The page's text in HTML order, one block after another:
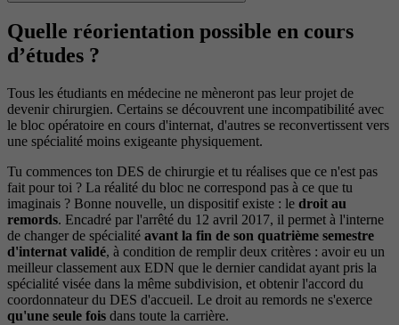
Quelle réorientation possible en cours
d’études ?
Tous les étudiants en médecine ne mèneront pas leur projet de
devenir chirurgien. Certains se découvrent une incompatibilité avec
le bloc opératoire en cours d'internat, d'autres se reconvertissent vers
une spécialité moins exigeante physiquement.
Tu commences ton DES de chirurgie et tu réalises que ce n'est pas
fait pour toi ? La réalité du bloc ne correspond pas à ce que tu
imaginais ? Bonne nouvelle, un dispositif existe : le droit au
remords. Encadré par l'arrêté du 12 avril 2017, il permet à l'interne
de changer de spécialité avant la fin de son quatrième semestre
d'internat validé, à condition de remplir deux critères : avoir eu un
meilleur classement aux EDN que le dernier candidat ayant pris la
spécialité visée dans la même subdivision, et obtenir l'accord du
coordonnateur du DES d'accueil. Le droit au remords ne s'exerce
qu'une seule fois dans toute la carrière.